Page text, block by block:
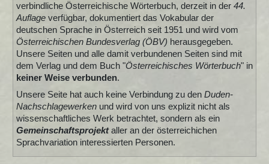
verbindliche Österreichische Wörterbuch, derzeit in der 44.
Auflageverfügbar, dokumentiert das Vokabular der
deutschen Sprache in Österreich seit 1951 und wird vom
Österreichischen Bundesverlag (ÖBV) herausgegeben.
Unsere Seiten und alle damit verbundenen Seiten sind mit
dem Verlag und dem Buch "Österreichisches Wörterbuch" in
keiner Weise verbunden.
Unsere Seite hat auch keine Verbindung zu den Duden-
Nachschlagewerkenund wird von uns explizit nicht als
wissenschaftliches Werk betrachtet, sondern als ein
Gemeinschaftsprojektaller an der österreichichen
Sprachvariation interessierten Personen.